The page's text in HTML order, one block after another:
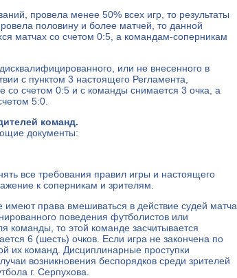
провела менее 50% всех игр, то результаты
половину и более матчей, то данной
матчах со счетом 0:5, а командам-соперникам
или не внесенного в
с пунктом 3 настоящего Регламента,
со счетом 0:5 и с команды снимается 3 очка, а
5:0.
команд.
документы:
все требования правил игры и настоящего
к соперникам и зрителям.
права вмешиваться в действие судей матча.
поведения футболистов или
команды, то этой команде засчитывается
6 (шесть) очков. Если игра не закончена по
их команд. Дисциплинарные проступки
возникновения беспорядков среди зрителей
г. Серпухова.